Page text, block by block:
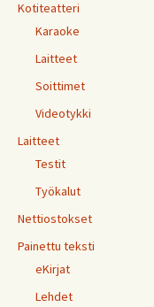
Kotiteatteri
Karaoke
Laitteet
Soittimet
Videotykki
Laitteet
Testit
Työkalut
Nettiostokset
Painettu teksti
eKirjat
Lehdet